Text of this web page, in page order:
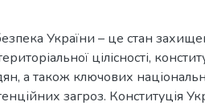
України – це стан
цілісності,
а також ключових
загроз. Конституція